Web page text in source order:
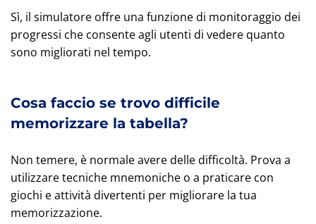
Sì, il simulatore offre una funzione di monitoraggio dei
progressi che consente agli utenti di vedere quanto
sono migliorati nel tempo.
Cosa faccio se trovo difficile
memorizzare la tabella?
Non temere, è normale avere delle difficoltà. Prova a
utilizzare tecniche mnemoniche o a praticare con
giochi e attività divertenti per migliorare la tua
memorizzazione.